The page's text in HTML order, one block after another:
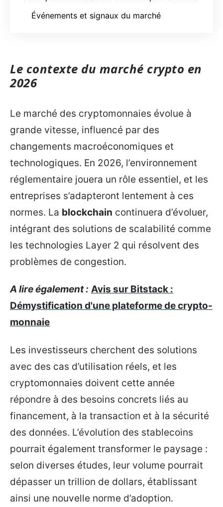
Événements et signaux du marché
Le contexte du marché crypto en
2026
Le marché des cryptomonnaies évolue à
grande vitesse, influencé par des
changements macroéconomiques et
technologiques. En 2026, l’environnement
réglementaire jouera un rôle essentiel, et les
entreprises s’adapteront lentement à ces
normes. La blockchain continuera d’évoluer,
intégrant des solutions de scalabilité comme
les technologies Layer 2 qui résolvent des
problèmes de congestion.
A lire également : Avis sur Bitstack :
Démystification d'une plateforme de crypto-
monnaie
Les investisseurs cherchent des solutions
avec des cas d’utilisation réels, et les
cryptomonnaies doivent cette année
répondre à des besoins concrets liés au
financement, à la transaction et à la sécurité
des données. L’évolution des stablecoins
pourrait également transformer le paysage :
selon diverses études, leur volume pourrait
dépasser un trillion de dollars, établissant
ainsi une nouvelle norme d’adoption.